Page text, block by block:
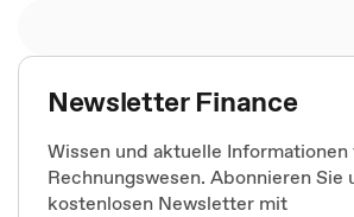
Newsletter Finance
Wissen und aktuelle Informationen
Rechnungswesen. Abonnieren Sie
kostenlosen Newsletter mit